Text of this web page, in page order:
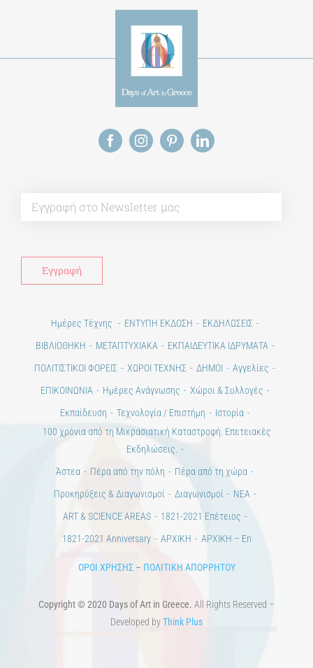
Ημέρες Τέχνης ΕΝΤΥΠΗ ΕΚΔΟΣΗ
ΕΚΔΗΛΩΣΕΙΣ
ΒΙΒΛΙΟΘΗΚΗ
ΜΕΤΑΠΤΥΧΙΑΚΑ
ΕΚΠΑΙΔΕΥΤΙΚΑ ΙΔΡΥΜΑΤΑ
ΠΟΛΙΤΙΣΤΙΚΟΙ ΦΟΡΕΙΣ
ΧΩΡΟΙ ΤΕΧΝΗΣ ΔΗΜΟΙ
Αγγελίες
ΕΠΙΚΟΙΝΩΝΙΑ
Ημέρες Ανάγνωσης
Χώροι & Συλλογές
Εκπαίδευση
Τεχνολογία / Επιστήμη
Ιστορία
100 χρόνια από τη Μικρασιατική Καταστροφή. Επετειακές
Εκδηλώσεις.
Άστεα
Πέρα από την πόλη
Πέρα από τη χώρα
Προκηρύξεις & Διαγωνισμοί
Διαγωνισμοί
ΝΕΑ
ART & SCIENCE AREAS
1821-2021 Επέτειος
1821-2021 Anniversary
ΑΡΧΙΚΗ ΑΡΧΙΚΗ – En
ΟΡΟΙ ΧΡΗΣΗΣ– ΠΟΛΙΤΙΚΗ ΑΠΟΡΡΗΤΟΥ
Copyright © 2020 Days of Art in Greece. All Rights Reserved –
Developed byThink Plus